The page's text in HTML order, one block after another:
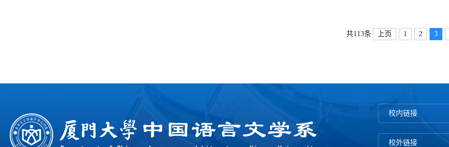
共113条 上页 1 2 3
校内链接
校外链接